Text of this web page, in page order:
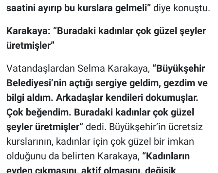
saatini ayırıp bu kurslara gelmeli” diye konuştu.
Karakaya: “Buradaki kadınlar çok güzel şeyler
üretmişler”
Vatandaşlardan Selma Karakaya, “Büyükşehir
Belediyesi’nin açtığı sergiye geldim, gezdim ve
bilgi aldım. Arkadaşlar kendileri dokumuşlar.
Çok beğendim. Buradaki kadınlar çok güzel
şeyler üretmişler” dedi. Büyükşehir’in ücretsiz
kurslarının, kadınlar için çok güzel bir imkan
olduğunu da belirten Karakaya, “Kadınların
evden çıkmasını, aktif olmasını, değişik